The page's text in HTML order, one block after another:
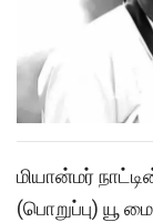
மியான்மர்
(பொறுப்பு) யூ